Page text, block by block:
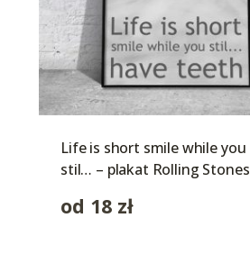
Life is short smile while you
stil… – plakat Rolling Stones
od 18 zł